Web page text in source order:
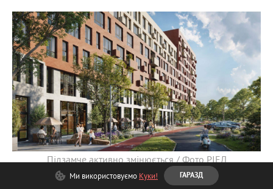
Підзамче активно змінюється / Фото РІЕЛ
Ми використовуємо Куки! ГАРАЗД